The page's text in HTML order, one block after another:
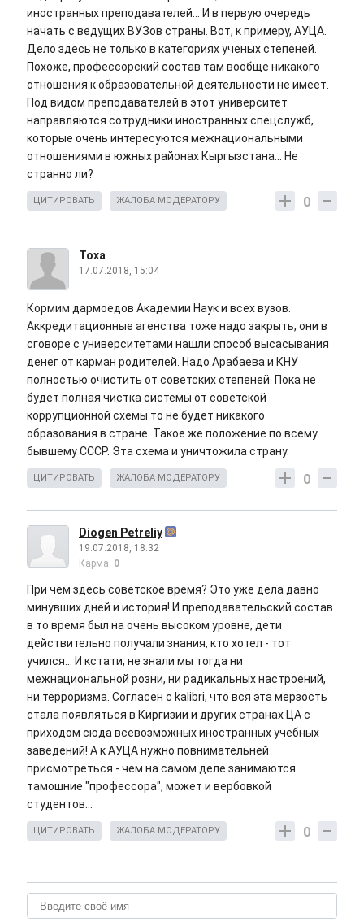
иностранных преподавателей... И в первую очередь
начать с ведущих ВУЗов страны. Вот, к примеру, АУЦА.
Дело здесь не только в категориях ученых степеней.
Похоже, профессорский состав там вообще никакого
отношения к образовательной деятельности не имеет.
Под видом преподавателей в этот университет
направляются сотрудники иностранных спецслужб,
которые очень интересуются межнациональными
отношениями в южных районах Кыргызстана... Не
странно ли?
0
ЦИТИРОВАТЬ ЖАЛОБА МОДЕРАТОРУ
Тоха
17.07.2018, 15:04
Кормим дармоедов Академии Наук и всех вузов.
Аккредитационные агенства тоже надо закрыть, они в
сговоре с университетами нашли способ высасывания
денег от карман родителей. Надо Арабаева и КНУ
полностью очистить от советских степеней. Пока не
будет полная чистка системы от советской
коррупционной схемы то не будет никакого
образования в стране. Такое же положение по всему
бывшему СССР. Эта схема и уничтожила страну.
0
ЦИТИРОВАТЬ ЖАЛОБА МОДЕРАТОРУ
Diogen Petreliy
19.07.2018, 18:32
Карма: 0
При чем здесь советское время? Это уже дела давно
минувших дней и история! И преподавательский состав
в то время был на очень высоком уровне, дети
действительно получали знания, кто хотел - тот
учился... И кстати, не знали мы тогда ни
межнациональной розни, ни радикальных настроений,
ни терроризма. Согласен с kalibri, что вся эта мерзость
стала появляться в Киргизии и других странах ЦА с
приходом сюда всевозможных иностранных учебных
заведений! А к АУЦА нужно повнимательней
присмотреться - чем на самом деле занимаются
тамошние "профессора", может и вербовкой
студентов...
0
ЦИТИРОВАТЬ ЖАЛОБА МОДЕРАТОРУ